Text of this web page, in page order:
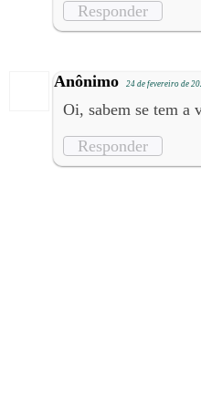
Responder
Anônimo 24 de fevereiro de
Oi, sabem se tem a
Responder